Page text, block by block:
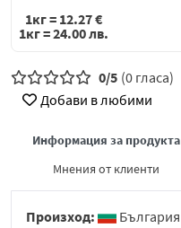
1кг = 12.27€
1кг =24.00лв.
0/5 (0 гласа)
Добави в любими
Информация за продукта
Мнения от клиенти
Произход:
България